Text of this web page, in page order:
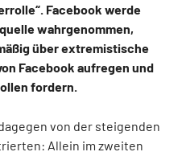
Facebook werde
wahrgenommen,
über extremistische
Facebook aufregen und
fordern.
von der steigenden
Allein im zweiten